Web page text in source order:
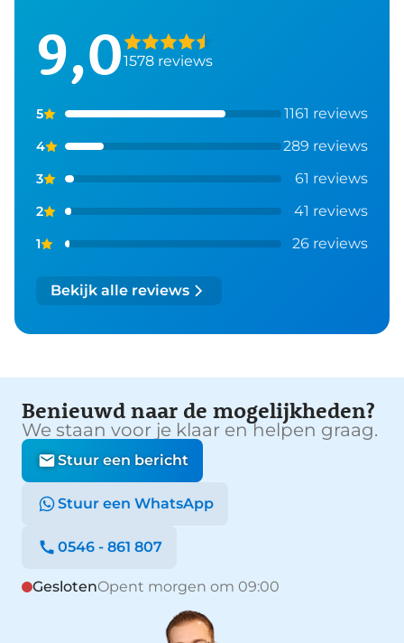
9,01578 reviews
5 1161 reviews
4 289 reviews
3 61 reviews
2 41 reviews
1 26 reviews
Bekijk alle reviews
Benieuwd naar de mogelijkheden?
We staan voor je klaar en helpen graag.
Stuur een bericht
Stuur een WhatsApp
0546 - 861 807
GeslotenOpent morgen om 09:00